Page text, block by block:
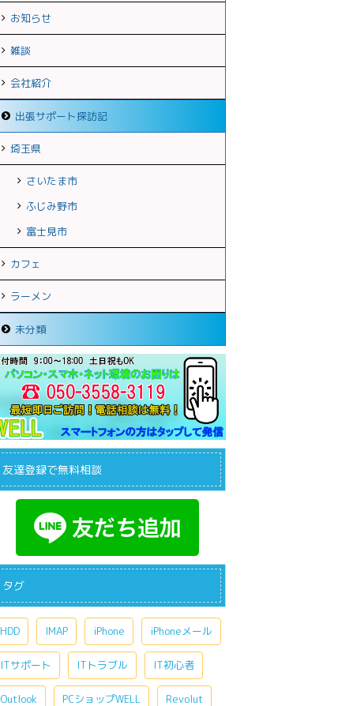
お知らせ
雑談
会社紹介
出張サポート探訪記
埼玉県
さいたま市
ふじみ野市
富士見市
カフェ
ラーメン
未分類
友達登録で無料相談
タグ
HDD IMAP iPhone iPhoneメール
ITサポート ITトラブル IT初心者
Outlook PCショップWELL Revolut